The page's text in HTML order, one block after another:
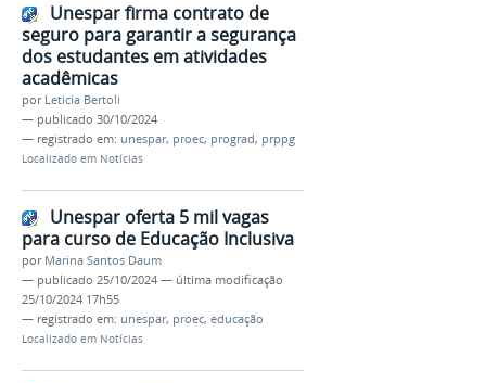
Unespar firma contrato de
seguro para garantir a segurança
dos estudantes em atividades
acadêmicas
por Leticia Bertoli
— publicado 30/10/2024
— registrado em: unespar, proec, prograd, prppg
Localizado em Notícias
Unespar oferta 5 mil vagas
para curso de Educação Inclusiva
por Marina Santos Daum
— publicado 25/10/2024 — última modificação
25/10/2024 17h55
— registrado em: unespar, proec, educação
Localizado em Notícias